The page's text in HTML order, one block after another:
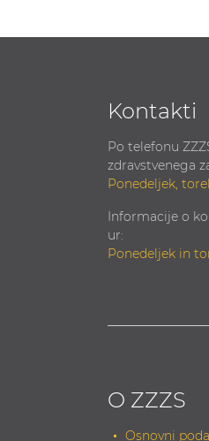
Kontakti
Po telefonu
zdravstvenega
Ponedeljek,
Informacije o
ur:
Ponedeljek in
O ZZZS
Osnovni